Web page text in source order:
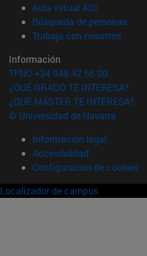
Aula virtual ADI
Búsqueda de personas
Trabaja con nosotros(abre
Información
TFNO +34 948 42 56 00
¿QUÉ GRADO TE INTERESA?
¿QUÉ MÁSTER TE INTERESA?
© Universidad de Navarra
Información legal
Accesibilidad
Configuración de cookies
Localizador de campus